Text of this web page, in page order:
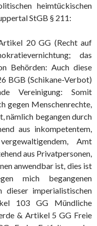
heimtückischen
StGB § 211:
20 GG (Recht auf
das
Behörden: Auch diese
BGB (Schikane-Verbot)
Vereinigung: Somit
gegen Menschenrechte,
nämlich begangen durch
aus inkompetentem,
Amt
aus Privatpersonen,
anwendbar ist, dies ist
mich begangenen
dieser imperialistischen
103 GG Mündliche
& Artikel 5 GG Freie